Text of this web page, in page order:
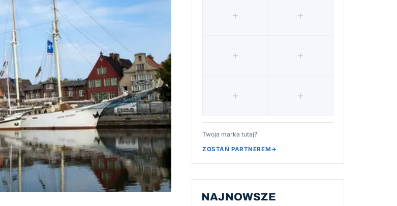
Twoja marka tutaj?
ZOSTAŃ PARTNEREM→
NAJNOWSZE